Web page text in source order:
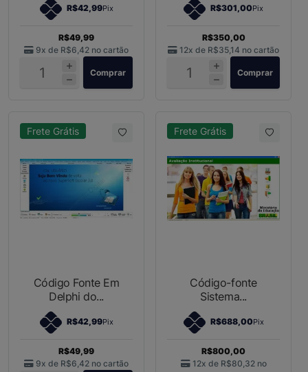
R$42,99Pix
R$49,99
9x de R$6,42 no cartão
Comprar
R$301,00Pix
R$350,00
12x de R$35,14 no cartão
Comprar
Frete Grátis
Código Fonte Em
Delphi do...
R$42,99Pix
R$49,99
9x de R$6,42 no cartão
Frete Grátis
Código-fonte
Sistema...
R$688,00Pix
R$800,00
12x de R$80,32 no